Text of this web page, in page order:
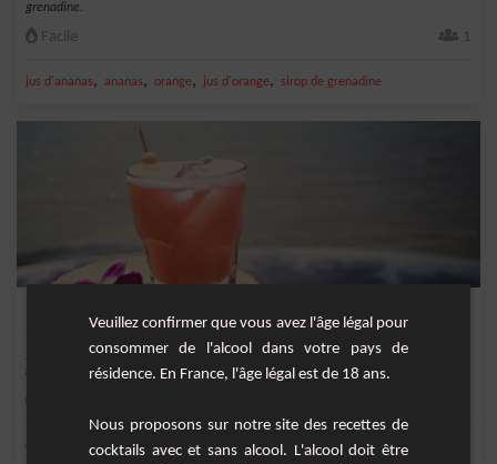
grenadine.
Facile 1
jus d'ananas, ananas, orange, jus d'orange, sirop de grenadine
Bora Bora sans alcool
Si vous cherchez une boisson rafraîchissante et pleine de saveurs pour vous
rafraîchir...
citron jus d'ananas, ananas ,glace, jus de fruits exotiques
Veuillez confirmer que vous avez l'âge légal pour
consommer de l'alcool dans votre pays de
résidence. En France, l'âge légal est de 18 ans.
Nous proposons sur notre site des recettes de
cocktails avec et sans alcool. L'alcool doit être